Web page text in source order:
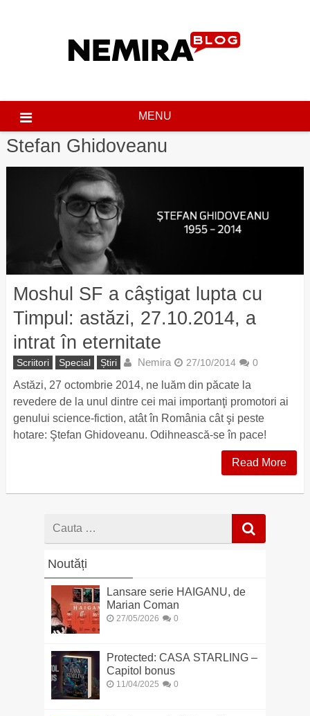
MENU
Stefan Ghidoveanu
Moshul SF a câştigat lupta cu
Timpul: astăzi, 27.10.2014, a
intrat în eternitate
Scriitori Special Știri Nemira 27/10/2014 0
Astăzi, 27 octombrie 2014, ne luăm din păcate la
revedere de la unul dintre cei mai importanţi promotori ai
genului science-fiction, atât în România cât şi peste
hotare: Ştefan Ghidoveanu. Odihnească-se în pace!
Read More
Cauta
Noutăți
Lansare serie HAIGANU, de
Marian Coman
27/05/2026 0
Protected: CASA STARLING –
Capitol bonus
11/04/2025 0